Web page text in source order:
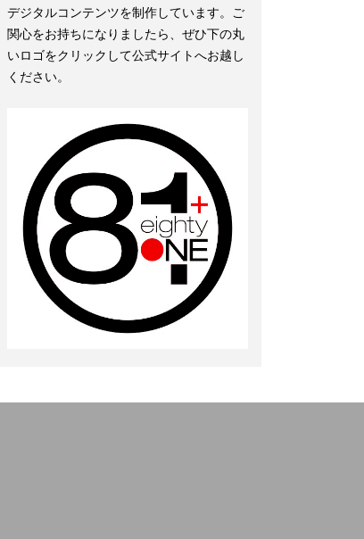
デジタルコンテンツを制作しています。ご
関心をお持ちになりましたら、ぜひ下の丸
いロゴをクリックして公式サイトへお越し
ください。